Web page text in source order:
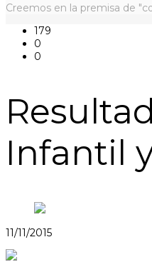
Creemos en la premisa de
179
0
0
Infantil
11/11/2015